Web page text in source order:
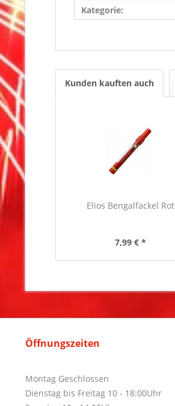
Kategorie:
Kunden kauften auch
Elios Bengalfackel Rot
7,99 € *
Öffnungszeiten
Montag Geschlossen
Dienstag bis Freitag 10 - 18:00Uhr